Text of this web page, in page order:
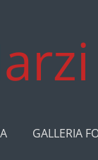
GALLERIA